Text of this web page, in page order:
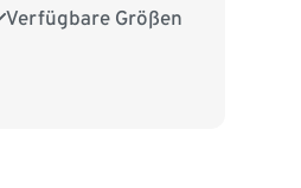
Verfügbare Größen
86/92 98/104